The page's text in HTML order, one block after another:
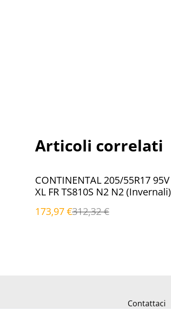
Articoli correlati
%
CONTINENTAL 205/55R17 95V
XL FR TS810S N2 N2 (Invernali)
173,97 €312,32 €
Contattaci